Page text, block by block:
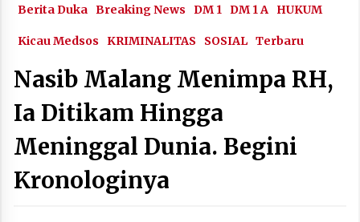
Berita Duka Breaking News DM 1 DM 1 A HUKUM
Kicau Medsos KRIMINALITAS SOSIAL Terbaru
Nasib Malang Menimpa RH,
Ia Ditikam Hingga
Meninggal Dunia. Begini
Kronologinya